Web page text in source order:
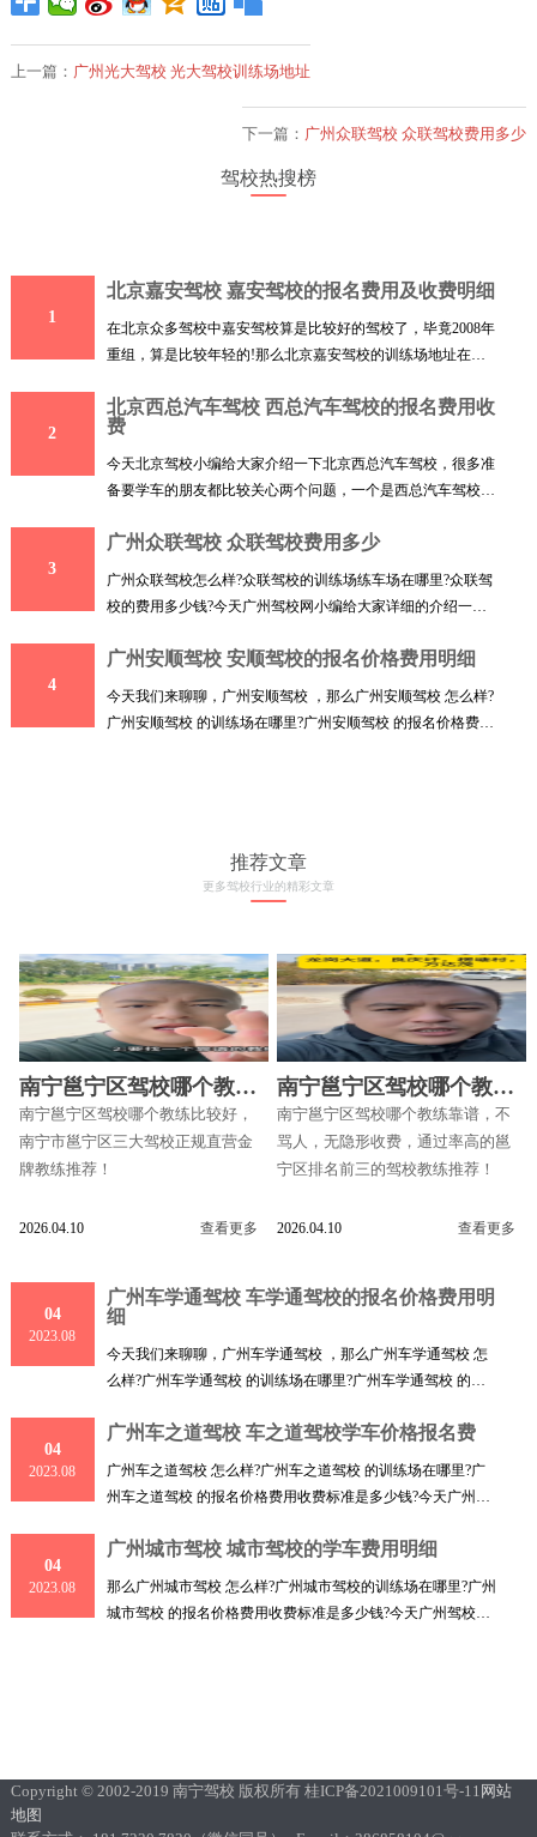
上一篇： 广州光大驾校 光大驾校训练场地址
下一篇： 广州众联驾校 众联驾校费用多少
驾校热搜榜
1
北京嘉安驾校 嘉安驾校的报名费用及收费明细
在北京众多驾校中嘉安驾校算是比较好的驾校了，毕竟2008年
重组，算是比较年轻的!那么北京嘉安驾校的训练场地址在哪
2
北京西总汽车驾校 西总汽车驾校的报名费用收
费
今天北京驾校小编给大家介绍一下北京西总汽车驾校，很多准
备要学车的朋友都比较关心两个问题，一个是西总汽车驾校的
3
广州众联驾校 众联驾校费用多少
广州众联驾校怎么样?众联驾校的训练场练车场在哪里?众联驾
校的费用多少钱?今天广州驾校网小编给大家详细的介绍一下
4
广州安顺驾校 安顺驾校的报名价格费用明细
今天我们来聊聊，广州安顺驾校 ，那么广州安顺驾校 怎么样?
广州安顺驾校 的训练场在哪里?广州安顺驾校 的报名价格费用
推荐文章
更多驾校行业的精彩文章
南宁邕宁区驾校哪个教练
比较好
南宁邕宁区驾校哪个教练比较好，
南宁市邕宁区三大驾校正规直营金
牌教练推荐！
2026.04.10 查看更多
南宁邕宁区驾校哪个教练
靠谱
南宁邕宁区驾校哪个教练靠谱，不
骂人，无隐形收费，通过率高的邕
宁区排名前三的驾校教练推荐！
2026.04.10 查看更多
04
2023.08
广州车学通驾校 车学通驾校的报名价格费用明
细
今天我们来聊聊，广州车学通驾校 ，那么广州车学通驾校 怎
么样?广州车学通驾校 的训练场在哪里?广州车学通驾校 的报
04
2023.08
广州车之道驾校 车之道驾校学车价格报名费
广州车之道驾校 怎么样?广州车之道驾校 的训练场在哪里?广
州车之道驾校 的报名价格费用收费标准是多少钱?今天广州驾
04
2023.08
广州城市驾校 城市驾校的学车费用明细
那么广州城市驾校 怎么样?广州城市驾校的训练场在哪里?广州
城市驾校 的报名价格费用收费标准是多少钱?今天广州驾校小
Copyright © 2002-2019 南宁驾校 版权所有 桂ICP备2021009101号-11 网站
地图